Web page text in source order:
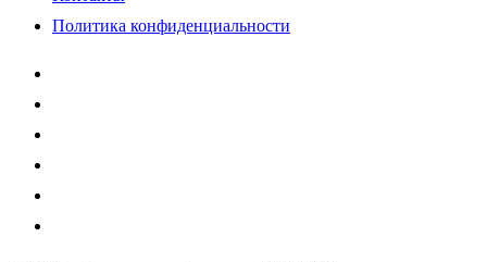
Политика конфиденциальности